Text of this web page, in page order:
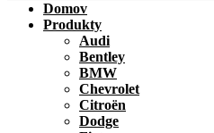
Domov
Produkty
Audi
Bentley
BMW
Chevrolet
Citroën
Dodge